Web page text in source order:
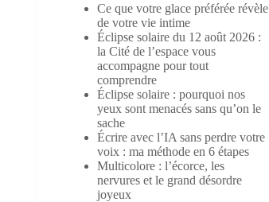
Ce que votre glace préférée révèle
de votre vie intime
Éclipse solaire du 12 août 2026 :
la Cité de l’espace vous
accompagne pour tout
comprendre
Éclipse solaire : pourquoi nos
yeux sont menacés sans qu’on le
sache
Écrire avec l’IA sans perdre votre
voix : ma méthode en 6 étapes
Multicolore : l’écorce, les
nervures et le grand désordre
joyeux